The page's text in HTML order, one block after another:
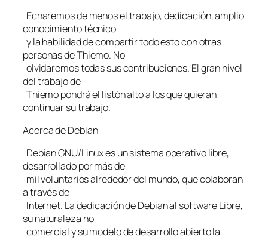
Echaremos de menos el trabajo, dedicación, amplio
conocimiento técnico
y la habilidad de compartir todo esto con otras
personas de Thiemo. No
olvidaremos todas sus contribuciones. El gran nivel
del trabajo de
Thiemo pondrá el listón alto a los que quieran
continuar su trabajo.
Acerca de Debian
Debian GNU/Linux es un sistema operativo libre,
desarrollado por más de
mil voluntarios alrededor del mundo, que colaboran
a través de
Internet. La dedicación de Debian al software Libre,
su naturaleza no
comercial y su modelo de desarrollo abierto la